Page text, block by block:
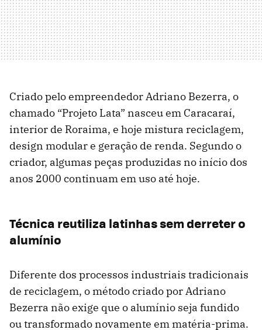
Criado pelo empreendedor Adriano Bezerra, o
chamado “Projeto Lata” nasceu em Caracaraí,
interior de Roraima, e hoje mistura reciclagem,
design modular e geração de renda. Segundo o
criador, algumas peças produzidas no início dos
anos 2000 continuam em uso até hoje.
Técnica reutiliza latinhas sem derreter o
alumínio
Diferente dos processos industriais tradicionais
de reciclagem, o método criado por Adriano
Bezerra não exige que o alumínio seja fundido
ou transformado novamente em matéria-prima.